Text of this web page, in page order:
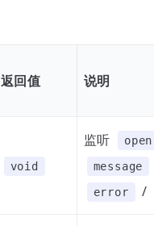
返回值 说明
void
监听 open
message
error /